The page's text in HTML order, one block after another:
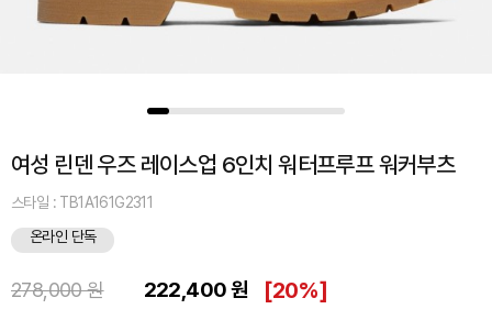
여성 린덴 우즈 레이스업 6인치 워터프루프 워커부츠
스타일 : TB1A161G2311
온라인 단독
278,000 원 222,400 원 [20%]